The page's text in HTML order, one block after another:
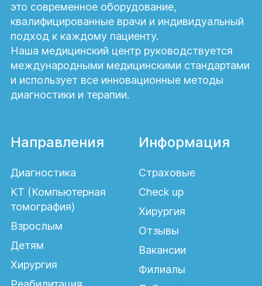
это современное оборудование,
квалифицированные врачи и индивидуальный
подход к каждому пациенту.
Наша медицинский центр руководствуется
международными медицинскими стандартами
и использует все инновационные методы
диагностики и терапии.
Направления
Диагностика
КТ (Компьютерная
томография)
Взрослым
Детям
Хирургия
Информация
Страховые
Check up
Хирургия
Отзывы
Вакансии
Филиалы